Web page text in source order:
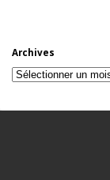
Archives
Archives